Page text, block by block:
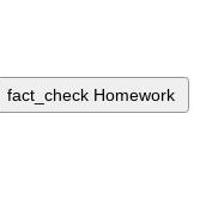
fact_check Homework